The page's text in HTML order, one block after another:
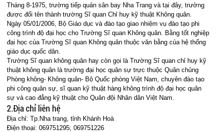
Tháng 8-1975, trường tiếp quản sân bay Nha Trang và tại đây, trường
được đổi tên thành trường Sĩ quan Chỉ huy kỹ thuật Không quân.
Ngày 05/01/2006, Bộ Giáo dục và đào tạo giao nhiệm vụ đào tạo phi
công trình độ đại học cho Trường Sĩ quan Không quân. Bằng tốt nghiệp
đại học của Trường Sĩ quan Không quân thuộc văn bằng của hệ thống
giáo dục quốc dân.
Trường Sĩ quan không quân hay còn gọi là Trường Sĩ quan chỉ huy kỹ
thuật không quân là trường đại học quân sự trực thuộc Quân chủng
Phòng không- Không quân- Bộ Quốc phòng Việt Nam, chuyên đào tạo
phi công quân sự, sĩ quan kỹ thuật hàng không trình độ đại học quân
sự và cao đẳng kỹ thuật cho Quân đội Nhân dân Việt Nam.
2.Địa chỉ liên hệ
Địa chỉ: Tp.Nha trang, tỉnh Khánh Hoà
Điện thoại: 069751295; 069751226